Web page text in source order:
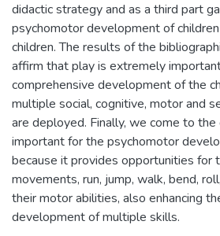
didactic strategy and as a third part
psychomotor development of
children. The results of the
affirm that play is extremely
comprehensive development of the
multiple social, cognitive, motor and
are deployed. Finally, we come to
important for the psychomotor
because it provides opportunities for
movements, run, jump, walk, bend,
their motor abilities, also enhancing
development of multiple skills.